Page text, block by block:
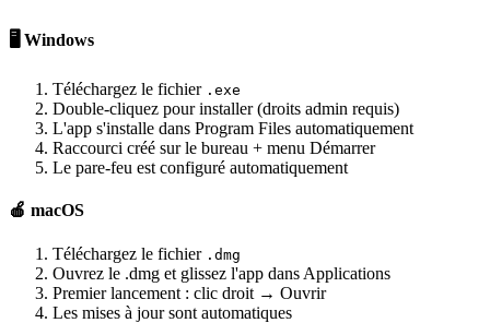
🖥️ Windows
Téléchargez le fichier .exe
Double-cliquez pour installer (droits admin requis)
L'app s'installe dans Program Files automatiquement
Raccourci créé sur le bureau + menu Démarrer
Le pare-feu est configuré automatiquement
🍎 macOS
Téléchargez le fichier .dmg
Ouvrez le .dmg et glissez l'app dans Applications
Premier lancement : clic droit → Ouvrir
Les mises à jour sont automatiques